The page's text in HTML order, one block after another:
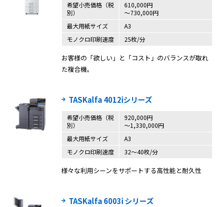
希望小売価格（税
別）
610,000円
〜730,000円
最大用紙サイズ
A3
モノクロ印刷速度
25枚/分
お客様の「欲しい」と「コスト」のバランスが取れ
た複合機。
TASKalfa 4012iシリーズ
希望小売価格（税
別）
920,000円
～1,330,000円
最大用紙サイズ
A3
モノクロ印刷速度
32～40枚/分
様々な利用シーンをサポートする高性能と耐久性
TASKalfa 6003i シリーズ